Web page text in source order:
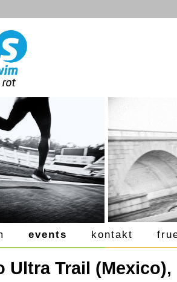
events kontakt
Ultra Trail (Mexico),